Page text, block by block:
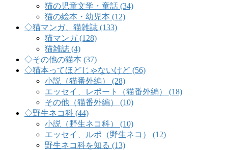
猫の児童文学・童話 (34)
猫の絵本・幼児本 (12)
◇猫マンガ、猫雑誌 (133)
猫マンガ (128)
猫雑誌 (4)
◇その他の猫本 (37)
◇猫本ってほどじゃないけど (56)
小説（猫番外編） (28)
エッセイ、レポート（猫番外編） (18)
その他（猫番外編） (10)
◇野生ネコ科 (44)
小説（野生ネコ科） (10)
エッセイ、ルポ（野生ネコ） (12)
野生ネコ科を知る (13)